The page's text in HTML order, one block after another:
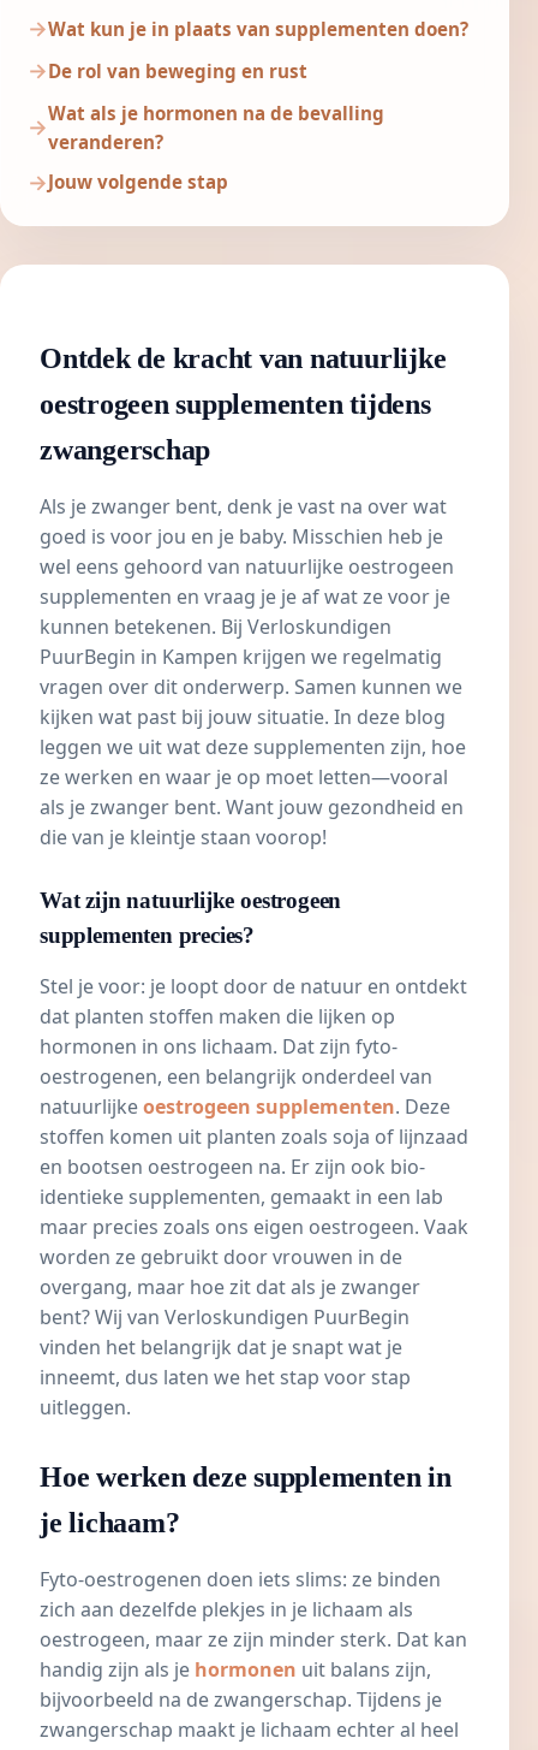
Wat kun je in plaats van supplementen doen?
De rol van beweging en rust
Wat als je hormonen na de bevalling
veranderen?
Jouw volgende stap
Ontdek de kracht van natuurlijke
oestrogeen supplementen tijdens
zwangerschap
Als je zwanger bent, denk je vast na over wat
goed is voor jou en je baby. Misschien heb je
wel eens gehoord van natuurlijke oestrogeen
supplementen en vraag je je af wat ze voor je
kunnen betekenen. Bij Verloskundigen
PuurBegin in Kampen krijgen we regelmatig
vragen over dit onderwerp. Samen kunnen we
kijken wat past bij jouw situatie. In deze blog
leggen we uit wat deze supplementen zijn, hoe
ze werken en waar je op moet letten—vooral
als je zwanger bent. Want jouw gezondheid en
die van je kleintje staan voorop!
Wat zijn natuurlijke oestrogeen
supplementen precies?
Stel je voor: je loopt door de natuur en ontdekt
dat planten stoffen maken die lijken op
hormonen in ons lichaam. Dat zijn fyto-
oestrogenen, een belangrijk onderdeel van
natuurlijkeoestrogeen supplementen. Deze
stoffen komen uit planten zoals soja of lijnzaad
en bootsen oestrogeen na. Er zijn ook bio-
identieke supplementen, gemaakt in een lab
maar precies zoals ons eigen oestrogeen. Vaak
worden ze gebruikt door vrouwen in de
overgang, maar hoe zit dat als je zwanger
bent? Wij van Verloskundigen PuurBegin
vinden het belangrijk dat je snapt wat je
inneemt, dus laten we het stap voor stap
uitleggen.
Hoe werken deze supplementen in
je lichaam?
Fyto-oestrogenen doen iets slims: ze binden
zich aan dezelfde plekjes in je lichaam als
oestrogeen, maar ze zijn minder sterk. Dat kan
handig zijn als je hormonen uit balans zijn,
bijvoorbeeld na de zwangerschap. Tijdens je
zwangerschap maakt je lichaam echter al heel